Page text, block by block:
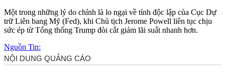
Một trong những lý do chính là lo ngại về tính độc lập của Cục Dự
trữ Liên bang Mỹ (Fed), khi Chủ tịch Jerome Powell liên tục chịu
sức ép từ Tổng thống Trump đòi cắt giảm lãi suất nhanh hơn.
Nguồn Tin: